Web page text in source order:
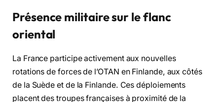
Présence militaire sur le flanc
oriental
La France participe activement aux nouvelles
rotations de forces de l’OTAN en Finlande, aux côtés
de la Suède et de la Finlande. Ces déploiements
placent des troupes françaises à proximité de la